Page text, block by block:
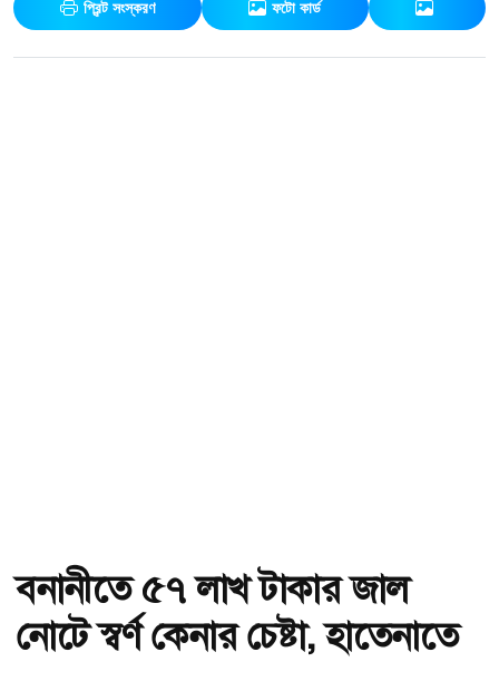
প্রিন্ট সংস্করণ ফটো কার্ড
বনানীতে ৫৭ লাখ টাকার জাল
নোটে স্বর্ণ কেনার চেষ্টা, হাতেনাতে